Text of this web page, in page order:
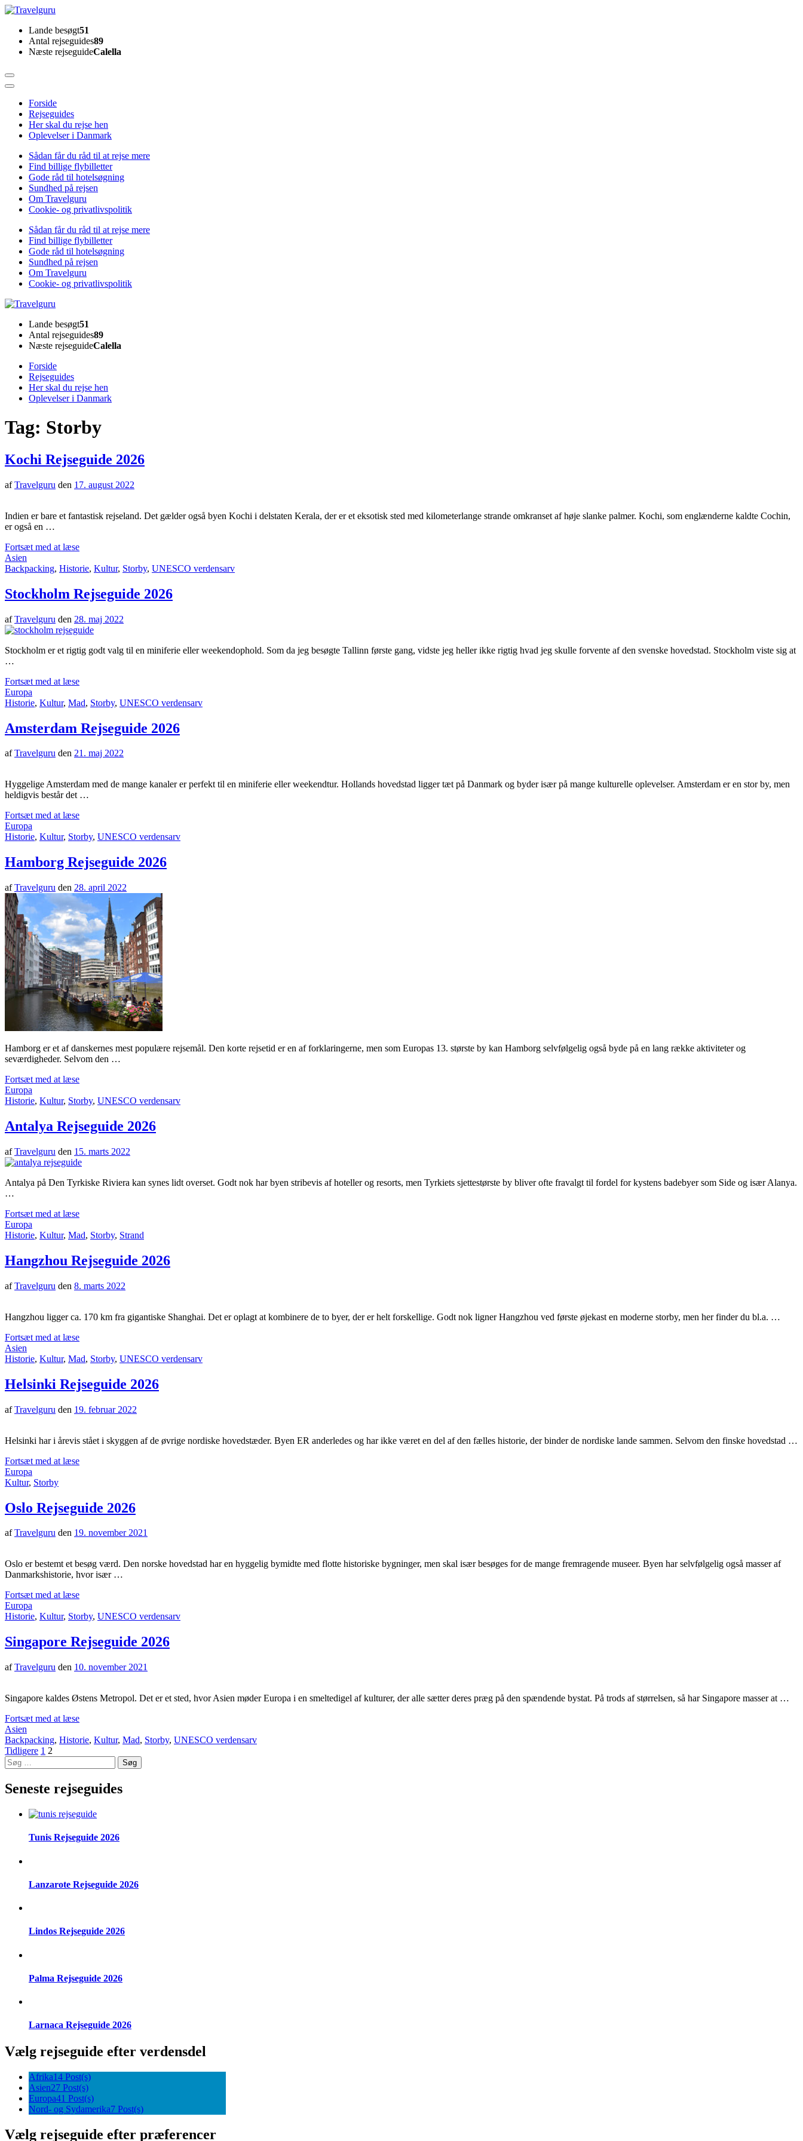
Skip
content
(Press
Enter)
TravelguruLande besøgt51
Antal rejseguides89
Næste rejseguideCalella
Forside
Rejseguides
Her skal du rejse hen
Oplevelser i Danmark
Sådan får du råd til at rejse mere
Find billige flybilletter
Gode råd til hotelsøgning
Sundhed på rejsen
Om Travelguru
Cookie- og privatlivspolitik
Sådan får du råd til at rejse mere
Find billige flybilletter
Gode råd til hotelsøgning
Sundhed på rejsen
Om Travelguru
Cookie- og privatlivspolitik
TravelguruLande besøgt51
Antal rejseguides89
Næste rejseguideCalella
Forside
Rejseguides
Her skal du rejse hen
Oplevelser i Danmark
Tag: Storby
Kochi Rejseguide 2026
afTravelguru den 17. august 2022
Indien er bare et fantastisk rejseland. Det gælder også byen Kochi i delstaten Kerala, der er et eksotisk sted med kilometerlange strande omkranset af høje slanke palmer. Kochi, som englænderne kaldte Cochin,
er også en …
Fortsæt med at læse
Asien
Backpacking, Historie, Kultur, Storby, UNESCO verdensarv
Stockholm Rejseguide 2026
afTravelguru den 28. maj 2022
Stockholm er et rigtig godt valg til en miniferie eller weekendophold. Som da jeg besøgte Tallinn første gang, vidste jeg heller ikke rigtig hvad jeg skulle forvente af den svenske hovedstad. Stockholm viste sig at
…
Fortsæt med at læse
Europa
Historie, Kultur, Mad, Storby, UNESCO verdensarv
Amsterdam Rejseguide 2026
afTravelguru den 21. maj 2022
Hyggelige Amsterdam med de mange kanaler er perfekt til en miniferie eller weekendtur. Hollands hovedstad ligger tæt på Danmark og byder især på mange kulturelle oplevelser. Amsterdam er en stor by, men
heldigvis består det …
Fortsæt med at læse
Europa
Historie, Kultur, Storby, UNESCO verdensarv
Hamborg Rejseguide 2026
afTravelguru den 28. april 2022
Hamborg er et af danskernes mest populære rejsemål. Den korte rejsetid er en af forklaringerne, men som Europas 13. største by kan Hamborg selvfølgelig også byde på en lang række aktiviteter og
seværdigheder. Selvom den …
Fortsæt med at læse
Europa
Historie, Kultur, Storby, UNESCO verdensarv
Antalya Rejseguide 2026
afTravelguru den 15. marts 2022
Antalya på Den Tyrkiske Riviera kan synes lidt overset. Godt nok har byen stribevis af hoteller og resorts, men Tyrkiets sjettestørste by bliver ofte fravalgt til fordel for kystens badebyer som Side og især Alanya.
…
Fortsæt med at læse
Europa
Historie, Kultur, Mad, Storby, Strand
Hangzhou Rejseguide 2026
afTravelguru den 8. marts 2022
Hangzhou ligger ca. 170 km fra gigantiske Shanghai. Det er oplagt at kombinere de to byer, der er helt forskellige. Godt nok ligner Hangzhou ved første øjekast en moderne storby, men her finder du bl.a. …
Fortsæt med at læse
Asien
Historie, Kultur, Mad, Storby, UNESCO verdensarv
Helsinki Rejseguide 2026
afTravelguru den 19. februar 2022
Helsinki har i årevis stået i skyggen af de øvrige nordiske hovedstæder. Byen ER anderledes og har ikke været en del af den fælles historie, der binder de nordiske lande sammen. Selvom den finske hovedstad …
Fortsæt med at læse
Europa
Kultur, Storby
Oslo Rejseguide 2026
afTravelguru den 19. november 2021
Oslo er bestemt et besøg værd. Den norske hovedstad har en hyggelig bymidte med flotte historiske bygninger, men skal især besøges for de mange fremragende museer. Byen har selvfølgelig også masser af
Danmarkshistorie, hvor især …
Fortsæt med at læse
Europa
Historie, Kultur, Storby, UNESCO verdensarv
Singapore Rejseguide 2026
afTravelguru den 10. november 2021
Singapore kaldes Østens Metropol. Det er et sted, hvor Asien møder Europa i en smeltedigel af kulturer, der alle sætter deres præg på den spændende bystat. På trods af størrelsen, så har Singapore masser at …
Fortsæt med at læse
Asien
Backpacking, Historie, Kultur, Mad, Storby, UNESCO verdensarv
Indlægsinddeling
Tidligere Side
1 Side
2
Søg
efter:
Seneste rejseguides
Tunis Rejseguide 2026
Lanzarote Rejseguide 2026
Lindos Rejseguide 2026
Palma Rejseguide 2026
Larnaca Rejseguide 2026
Vælg rejseguide efter verdensdel
Afrika14 Post(s)
Asien27 Post(s)
Europa41 Post(s)
Nord- og Sydamerika7 Post(s)
Vælg rejseguide efter præferencer